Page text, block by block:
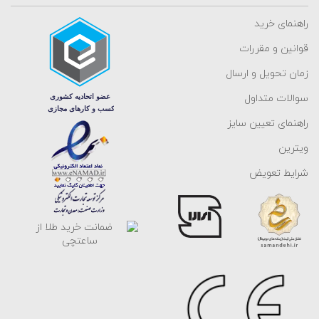
1- دستبند طلای کودک
دستبند بچگانه به عنوان یکی از پرطرفدارترین زیورآلات کودکانه، به دست
های کوچک کودک شما، لطافت و زیبایی می بخشند. انتخاب یک
با توجه به سلیقه او، می تواند در مهمانی ها، مراسم و
2- گردنبند طلای کودک
انتخاب یک
، علاوه بر زیبایی، هدیه ای ارزشی و مادی
زیبایی کودکان هستند. این جواهرات با طراحی های مختلف، از ساده تا
پیچیده، به گردن کوچک شما جلوه ویژه ای می بخشند.
راهنمای خرید
قوانین و مقررات
زمان تحویل و ارسال
سوالات متداول
راهنمای تعیین سایز
ویترین
شرایط تعویض